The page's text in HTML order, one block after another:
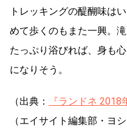
トレッキングの醍醐味は
めて歩くのもまた一興。
たっぷり浴びれば、身も
になりそう。
（出典： 『ランドネ 2018
（エイサイト編集部・ヨシ